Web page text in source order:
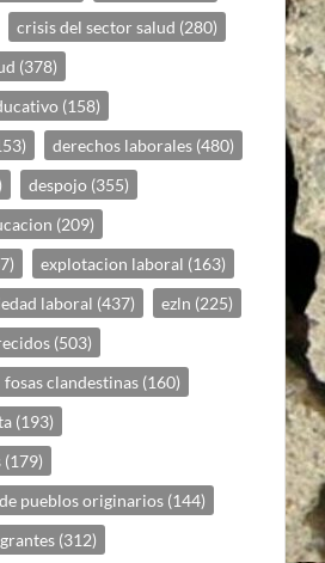
crisis del sector salud (280)
(378)
(158)
derechos laborales (480)
despojo (355)
(209)
explotacion laboral (163)
laboral (437) ezln (225)
(503)
fosas clandestinas (160)
(193)
(179)
pueblos originarios (144)
(312)